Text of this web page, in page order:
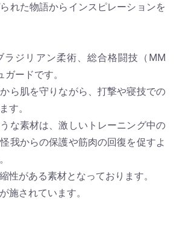
れた物語からインスピレーションを
ラジリアン柔術、総合格闘技（MM
ードです。
ら肌を守りながら、打撃や寝技での
す。
な素材は、激しいトレーニング中の
我からの保護や筋肉の回復を促すよ
性がある素材となっております。
施されています。